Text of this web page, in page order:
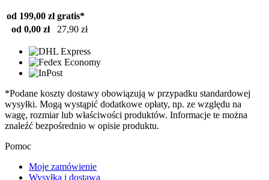
od 199,00 zł gratis*
od 0,00 zł
27,90 zł
*Podane koszty dostawy obowiązują w przypadku standardowej
wysyłki. Mogą wystąpić dodatkowe opłaty, np. ze względu na
wagę, rozmiar lub właściwości produktów. Informacje te można
znaleźć bezpośrednio w opisie produktu.
Pomoc
Moje zamówienie
Wysyłka i dostawa